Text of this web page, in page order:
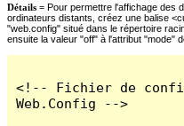
Détails = Pour permettre l'affichage des
ordinateurs distants, créez une balise
"web.config" situé dans le répertoire
ensuite la valeur "off" à l'attribut "mode"
<!-- Fichier de
Web.Config -->